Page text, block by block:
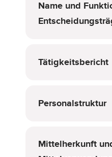
Name und
Tätigkeitsbericht
Personalstruktur
Mittelherkunft